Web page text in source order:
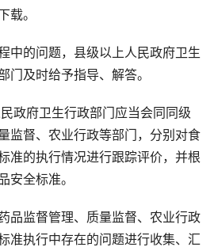
载。
中的问题，县级以上人民政府卫生
门及时给予指导、解答。
政府卫生行政部门应当会同同级
监督、农业行政等部门，分别对食
准的执行情况进行跟踪评价，并根
安全标准。
品监督管理、质量监督、农业行政
准执行中存在的问题进行收集、汇